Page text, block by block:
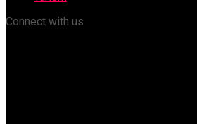
Connect with us